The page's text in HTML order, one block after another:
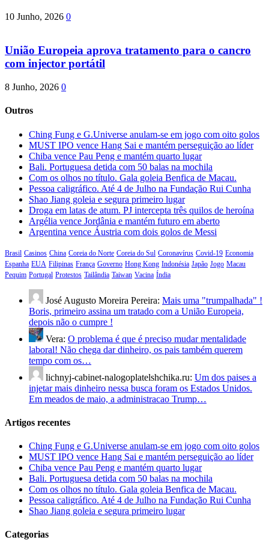
10 Junho, 2026 0
União Europeia aprova tratamento para o cancro
com injector portátil
8 Junho, 2026 0
Outros
Ching Fung e G.Universe anulam-se em jogo com oito golos
MUST IPO vence Hang Sai e mantém perseguição ao líder
Chiba vence Pau Peng e mantém quarto lugar
Bali. Portuguesa detida com 50 balas na mochila
Com os olhos no título. Gala goleia Benfica de Macau.
Pessoa caligráfico. Até 4 de Julho na Fundação Rui Cunha
Shao Jiang goleia e segura primeiro lugar
Droga em latas de atum. PJ intercepta três quilos de heroína
Argélia vence Jordânia e mantém futuro em aberto
Argentina vence Áustria com dois golos de Messi
Brasil Casinos China Coreia do Norte Coreia do Sul Coronavírus Covid-19 Economia
Espanha EUA Filipinas França Governo Hong Kong Indonésia Japão Jogo Macau
Pequim Portugal Protestos Tailândia Taiwan Vacina Índia
José Augusto Moreira Pereira: Mais uma "trumpalhada" !
Boris, primeiro assina um tratado com a União Europeia,
depois não o cumpre !
Vera: O problema é que é preciso mudar mentalidade
laboral! Não chega dar dinheiro, os pais também querem
tempo com os…
lichnyj-cabinet-nalogoplatelshchika.ru: Um dos paises a
injetar mais dinheiro nessa busca foram os Estados Unidos.
Em meados de maio, a administracao Trump…
Artigos recentes
Ching Fung e G.Universe anulam-se em jogo com oito golos
MUST IPO vence Hang Sai e mantém perseguição ao líder
Chiba vence Pau Peng e mantém quarto lugar
Bali. Portuguesa detida com 50 balas na mochila
Com os olhos no título. Gala goleia Benfica de Macau.
Pessoa caligráfico. Até 4 de Julho na Fundação Rui Cunha
Shao Jiang goleia e segura primeiro lugar
Categorias